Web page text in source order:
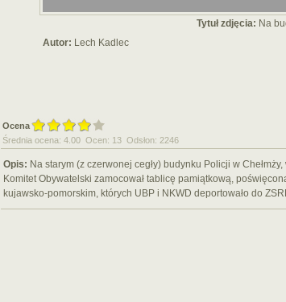
Tytuł zdjęcia: Na
Autor: Lech Kadlec
Ocena
Średnia ocena: 4.00 Ocen: 13 Odsłon: 2246
Opis: Na starym (z czerwonej cegły) budynku Policji w
Komitet Obywatelski zamocował tablicę pamiątkową,
kujawsko-pomorskim, których UBP i NKWD deportowało do